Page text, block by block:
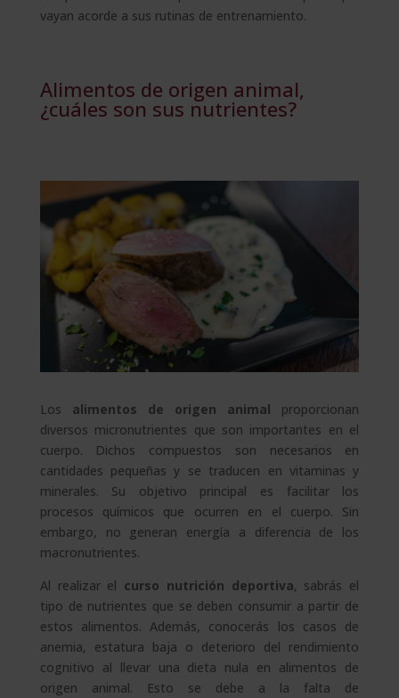
vayan acorde a sus rutinas de entrenamiento.
Alimentos de origen animal,
¿cuáles son sus nutrientes?
Los alimentos de origen animal proporcionan
diversos micronutrientes que son importantes en el
cuerpo. Dichos compuestos son necesarios en
cantidades pequeñas y se traducen en vitaminas y
minerales. Su objetivo principal es facilitar los
procesos químicos que ocurren en el cuerpo. Sin
embargo, no generan energía a diferencia de los
macronutrientes.
Al realizar el curso nutrición deportiva, sabrás el
tipo de nutrientes que se deben consumir a partir de
estos alimentos. Además, conocerás los casos de
anemia, estatura baja o deterioro del rendimiento
cognitivo al llevar una dieta nula en alimentos de
origen animal. Esto se debe a la falta de